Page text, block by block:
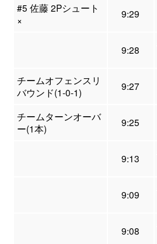
#5 佐藤 2Pシュート
×
9:29
9:28
チームオフェンスリ
バウンド(1-0-1)
9:27
チームターンオーバ
ー(1本)
9:25
9:13
9:09
9:08